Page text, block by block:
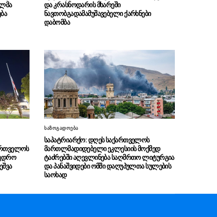
წელი გავიდა (ვიდეო)
08.08 - 00:15
დაკავშირებით მთავრობის ადმინისტრაციის
შენობაზე სახელმწიფო დროშა დაეშვა
08.08 - 00:00თბილისის მერია განცხადებას
ავრცელებს
07.08 - 22:52“ჩემს დაცვის ქვეშ მყოფს,
გლოვოს კურიერს თავს დაესხნენ
არასრულწლოვანების ჯგუფი, დამირეკა და
მითხრა, ია როგორც ავალიანი მოკლეს ისე
მკლავდნენ მეცო”
07.08 - 22:31აშშ-ის სენატმა ხმათა
უმრავლესობით დაუჭირა მხარი კანონპროექტს
დაწესების შესახებ
და კრასნოდარის მხარეში
ნავთობგადამამუშავებელი ქარხნები
დაბომბა
საზოგადოება
საპატრიარქო: დღეს საქართველოს
მართლმადიდებელი ეკლესიის მოქმედ
ტაძრებში აღევლინება საღმრთო ლიტურგია
და პანაშვიდები ომში დაღუპულთა სულების
საოხად